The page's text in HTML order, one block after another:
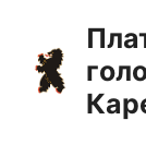
содержимому